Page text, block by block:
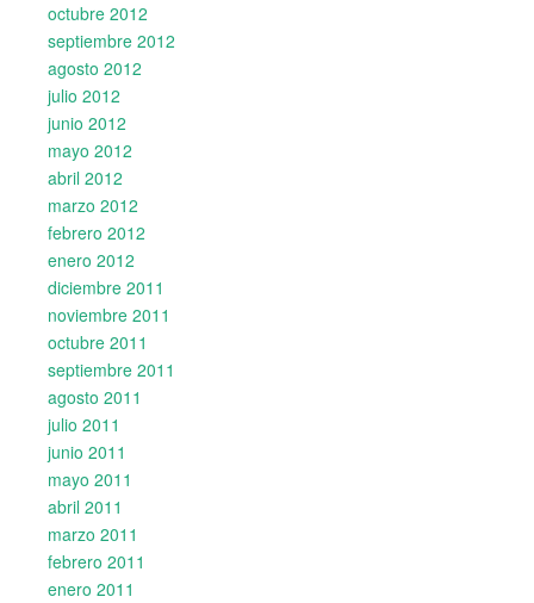
octubre 2012
septiembre 2012
agosto 2012
julio 2012
junio 2012
mayo 2012
abril 2012
marzo 2012
febrero 2012
enero 2012
diciembre 2011
noviembre 2011
octubre 2011
septiembre 2011
agosto 2011
julio 2011
junio 2011
mayo 2011
abril 2011
marzo 2011
febrero 2011
enero 2011